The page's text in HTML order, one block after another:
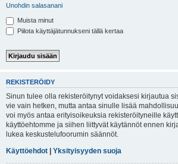
Unohdin salasanani
Muista minut
Piilota käyttäjätunnukseni tällä kertaa
REKISTERÖIDY
Sinun tulee olla rekisteröitynyt voidaksesi kirjautua
vie vain hetken, mutta antaa sinulle lisää
voi myös antaa erityisoikeuksia rekisteröityneille
käyttöehtomme ja siihen liittyvät käytännöt ennen
lukea keskustelufoorumin säännöt.
Käyttöehdot | Yksityisyyden suoja